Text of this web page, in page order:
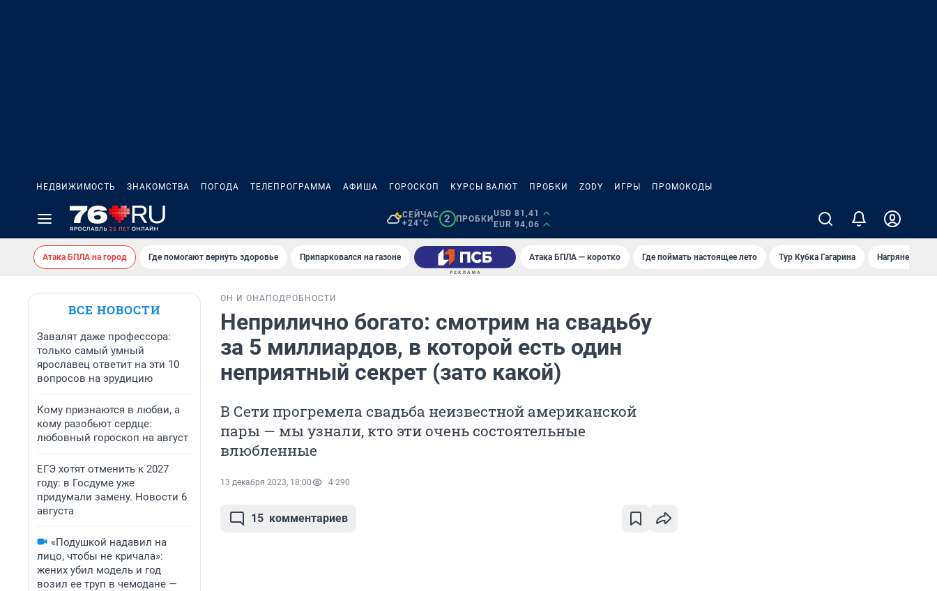
НЕДВИЖИМОСТЬ ЗНАКОМСТВА ПОГОДА ТЕЛЕПРОГРАММА АФИША ГОРОСКОП КУРСЫ ВАЛЮТ ПРОБКИ ZODY ИГРЫ ПРОМОКОДЫ
СЕЙЧАС
+24°C
2 ПРОБКИ
USD 81,41
EUR 94,06
Атака БПЛА на город Где помогают вернуть здоровье Припарковался на газоне Атака БПЛА — коротко Где поймать настоящее лето Тур Кубка Гагарина Нагрянет гроза
ВСЕ НОВОСТИ
Завалят даже профессора:
только самый умный
ярославец ответит на эти 10
вопросов на эрудицию
Кому признаются в любви, а
кому разобьют сердце:
любовный гороскоп на август
ЕГЭ хотят отменить к 2027
году: в Госдуме уже
придумали замену. Новости 6
августа
«Подушкой надавил на
лицо, чтобы не кричала»:
жених убил модель и год
возил ее труп в чемодане —
ОН И ОНА ПОДРОБНОСТИ
Неприлично богато: смотрим на свадьбу
за 5 миллиардов, в которой есть один
неприятный секрет (зато какой)
В Сети прогремела свадьба неизвестной американской
пары — мы узнали, кто эти очень состоятельные
влюбленные
13 декабря 2023, 18:00 4 290
15 комментариев